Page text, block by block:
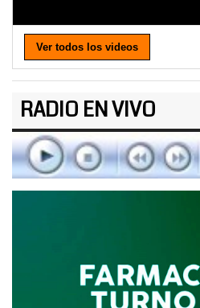
Ver todos los videos
RADIO EN VIVO